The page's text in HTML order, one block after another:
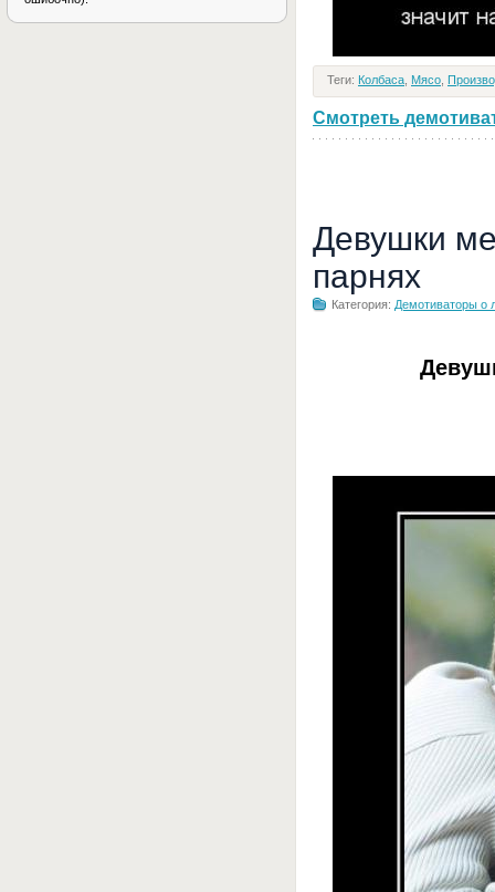
Теги: Колбаса Мясо
Смотреть
Девушки
парнях
Категория: Демотиваторы о